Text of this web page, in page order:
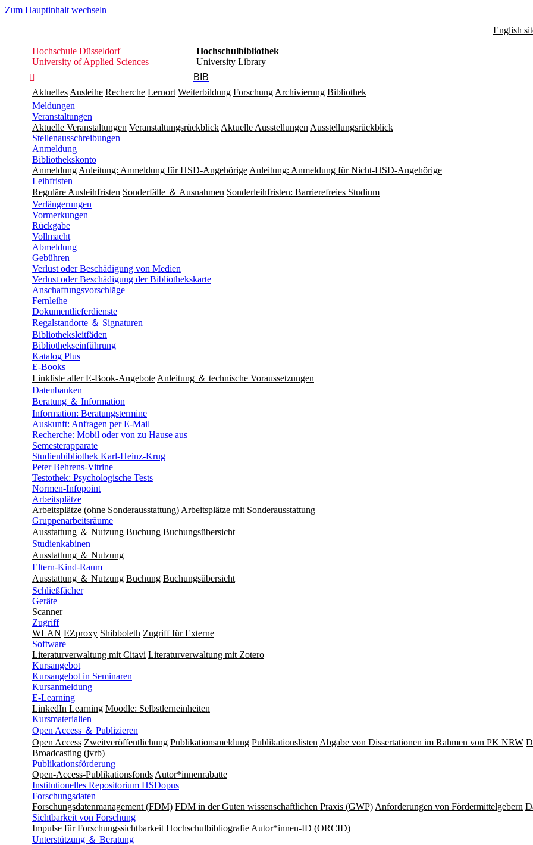
Zum Hauptinhalt wechseln
Hochschule
Düsseldorf
Hochschule Düsseldorf
University of Applied Sciences
Hochschulbibliothek
University Library

BIB
English
Aktuelles Ausleihe Recherche Lernort Weiterbildung Forschung Archivierung Bibliothek
Meldungen
Veranstaltungen
Aktuelle Veranstaltungen Veranstaltungsrückblick Aktuelle Ausstellungen Ausstellungsrückblick
Stellenausschreibungen
Anmeldung
Bibliothekskonto
Anmeldung Anleitung: Anmeldung für HSD-Angehörige Anleitung: Anmeldung für Nicht-HSD-Angehörige
Leihfristen
Reguläre Ausleihfristen Sonderfälle ＆ Ausnahmen Sonderleihfristen: Barrierefreies Studium
Verlängerungen
Vormerkungen
Rückgabe
Vollmacht
Abmeldung
Gebühren
Verlust oder Beschädigung von Medien
Verlust oder Beschädigung der Bibliothekskarte
Anschaffungsvorschläge
Fernleihe
Dokumentlieferdienste
Regalstandorte ＆ Signaturen
Bibliotheksleitfäden
Bibliothekseinführung
Katalog Plus
E-Books
Linkliste aller E-Book-Angebote Anleitung ＆ technische Voraussetzungen
Datenbanken
Beratung ＆ Information
Information: Beratungstermine
Auskunft: Anfragen per E-Mail
Recherche: Mobil oder von zu Hause aus
Semesterapparate
Studienbibliothek Karl-Heinz-Krug
Peter Behrens-Vitrine
Testothek: Psychologische Tests
Normen-Infopoint
Arbeitsplätze
Arbeitsplätze (ohne Sonderausstattung) Arbeitsplätze mit Sonderausstattung
Gruppenarbeitsräume
Ausstattung ＆ Nutzung Buchung Buchungsübersicht
Studienkabinen
Ausstattung ＆ Nutzung
Eltern-Kind-Raum
Ausstattung ＆ Nutzung Buchung Buchungsübersicht
Schließfächer
Geräte
Scanner
Zugriff
WLAN EZproxy Shibboleth Zugriff für Externe
Software
Literaturverwaltung mit Citavi Literaturverwaltung mit Zotero
Kursangebot
Kursangebot in Seminaren
Kursanmeldung
E-Learning
LinkedIn Learning Moodle: Selbstlerneinheiten
Kursmaterialien
Open Access ＆ Publizieren
Open Access Zweitveröffentlichung Publikationsmeldung Publikationslisten Abgabe von Dissertationen im Rahmen von PK NRW
Broadcasting (jvrb)
Publikationsförderung
Open-Access-Publikationsfonds Autor*innenrabatte
Institutionelles Repositorium HSDopus
Forschungsdaten
Forschungsdatenmanagement (FDM) FDM in der Guten wissenschaftlichen Praxis (GWP) Anforderungen von Fördermittelgebern
Sichtbarkeit von Forschung
Impulse für Forschungssichtbarkeit Hochschulbibliografie Autor*innen-ID (ORCID)
Unterstützung ＆ Beratung